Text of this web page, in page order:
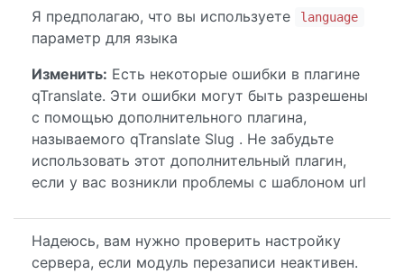
Я предполагаю, что вы используете language
параметр для языка
Изменить: Есть некоторые ошибки в плагине
qTranslate. Эти ошибки могут быть разрешены
с помощью дополнительного плагина,
называемого qTranslate Slug . Не забудьте
использовать этот дополнительный плагин,
если у вас возникли проблемы с шаблоном url
Надеюсь, вам нужно проверить настройку
сервера, если модуль перезаписи неактивен.